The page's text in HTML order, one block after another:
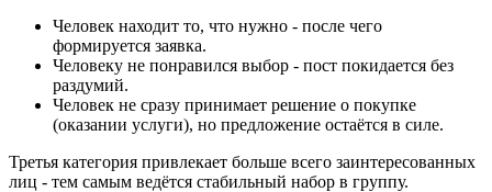
Человек находит то, что нужно - после чего
формируется заявка.
Человеку не понравился выбор - пост покидается без
раздумий.
Человек не сразу принимает решение о покупке
(оказании услуги), но предложение остаётся в силе.
Третья категория привлекает больше всего заинтересованных
лиц - тем самым ведётся стабильный набор в группу.